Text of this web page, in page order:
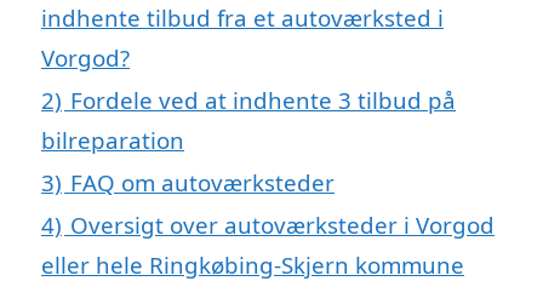
indhente tilbud fra et autoværksted i
Vorgod?
2) Fordele ved at indhente 3 tilbud på
bilreparation
3) FAQ om autoværksteder
4) Oversigt over autoværksteder i Vorgod
eller hele Ringkøbing-Skjern kommune